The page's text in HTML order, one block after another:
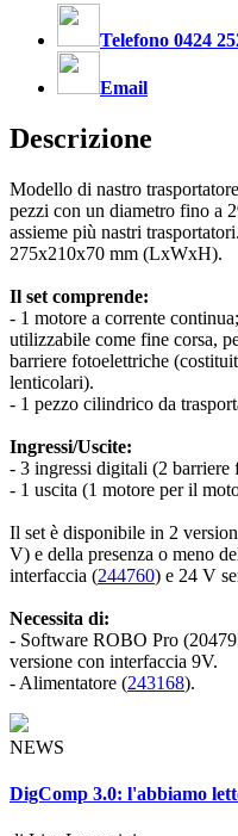
Telefono 0424
Email
Descrizione
Modello di nastro
pezzi con un diametro fino a
assieme più nastri
275x210x70 mm (LxWxH).
Il set comprende:
- 1 motore a corrente
utilizzabile come fine corsa,
barriere fotoelettriche
lenticolari).
- 1 pezzo cilindrico da
Ingressi/Uscite:
- 3 ingressi digitali (2 barriere
- 1 uscita (1 motore per il
Il set è disponibile in 2
V) e della presenza o meno
interfaccia (244760) e 24 V
Necessita di:
- Software ROBO Pro
versione con interfaccia 9V.
- Alimentatore (243168).
NEWS
DigComp 3.0: l'abbiamo